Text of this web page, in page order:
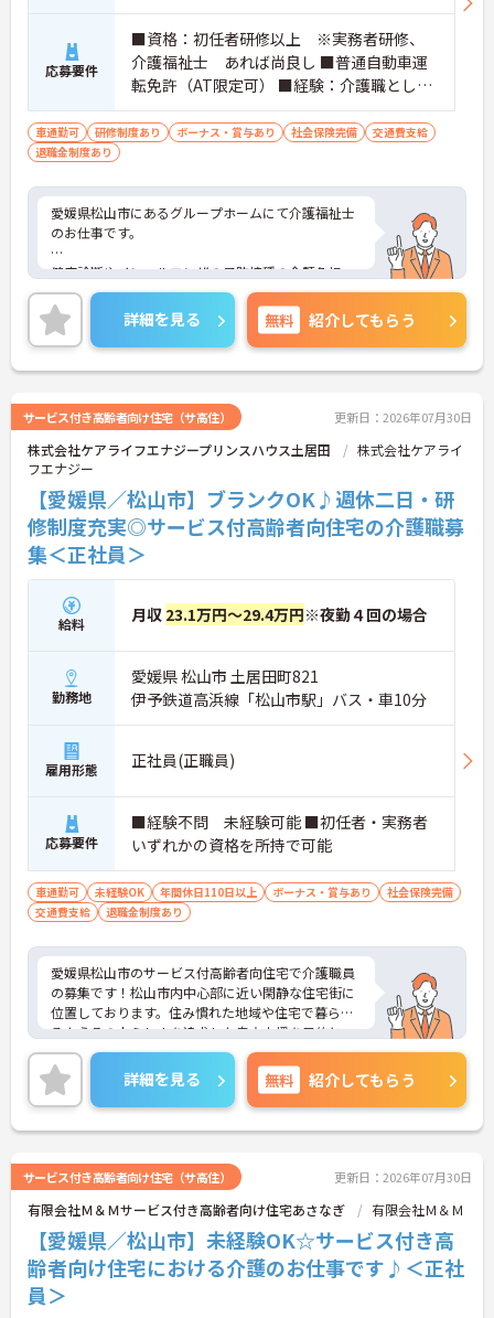
応募要件
■資格：初任者研修以上 ※実務者研修、
介護福祉士 あれば尚良し ■普通自動車運
転免許（AT限定可） ■経験：介護職として
実務経験（夜勤経験必須）がある方
車通勤可 研修制度あり ボーナス・賞与あり 社会保険完備
交通費支給
退職金制度あり
愛媛県松山市にあるグループホームにて介護福祉士
のお仕事です。
健康診断やインフルエンザの予防接種の全額負担、
がん検診といったように、スタッフの健康を守るた
めの制度や福利厚生が充実しています。また、マイ
カー通勤OKなので、通勤も楽々です◎
ご興味ある方には、面接対策ポイントなど、さらに
い。
詳細を見る 無料 紹介してもらう
サービス付き高齢者向け住宅（サ高住） 更新日：2026年07月30日
株式会社ケアライフエナジープリンスハウス土居田
株式会社ケアライ
フエナジー
【愛媛県／松山市】ブランクOK♪週休二日・研
修制度充実◎サービス付高齢者向住宅の介護職募
集＜正社員＞
給料 月収 23.1万円～29.4万円※夜勤４回の場合
勤務地
愛媛県 松山市 土居田町821
伊予鉄道高浜線「松山市駅」バス・車10分
雇用形態 正社員(正職員)
応募要件
■経験不問 未経験可能 ■初任者・実務者
いずれかの資格を所持で可能
車通勤可 未経験OK 年間休日110日以上 ボーナス・賞与あり
社会保険完備
交通費支給
退職金制度あり
愛媛県松山市のサービス付高齢者向住宅で介護職員
の募集です！松山市内中心部に近い閑静な住宅街に
位置しております。住み慣れた地域や住宅で暮らせ
るようその人らしさを追求した自立支援を目的と
し、施設内は笑顔と笑い声に溢れる思いやりの心が
充満しています。「誰かを笑顔にする仕事がした
い」「自分らしく働きたい」「自分自身も幸せにな
れる職場で働きたい」スタッフはこのような考えを
持ち、働いています。スタッフも利用者も明るく朗
方・キャリアチェンジ・専門的スキルを身に着けた
い方・介護を学びたい方もぜひぜひご応募くださ
い。
詳細を見る 無料 紹介してもらう
サービス付き高齢者向け住宅（サ高住） 更新日：2026年07月30日
有限会社Ｍ＆Ｍサービス付き高齢者向け住宅あさなぎ 有限会社Ｍ＆Ｍ
【愛媛県／松山市】未経験OK☆サービス付き高
齢者向け住宅における介護のお仕事です♪＜正社
員＞